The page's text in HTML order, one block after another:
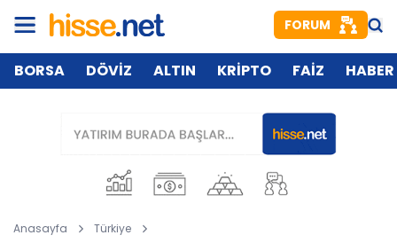
FORUM
BORSA DÖVİZ ALTIN KRİPTO FAİZ HABER
Anasayfa Türkiye